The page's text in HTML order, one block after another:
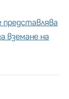
вземане на